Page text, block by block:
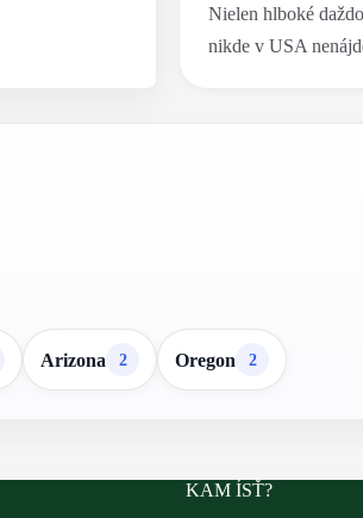
Nielen hlboké
nikde v USA
Arizona 2 Oregon 2
KAM ÍSŤ?